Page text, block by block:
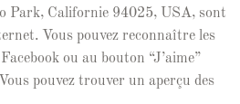
Park, Cal­i­fornie 94025, USA, sont
Vous pou­vez recon­naître les
ou au bou­ton “J’aime”
pou­vez trou­ver un aperçu des